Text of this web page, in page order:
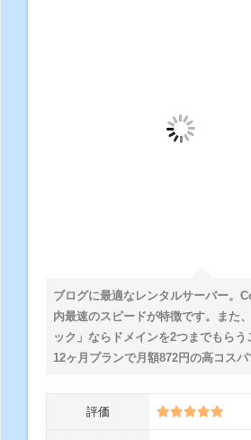
ブログに最適なレンタルサーバー。
内最速のスピードが特徴です。また
ック」ならドメインを2つまでもらう
12ヶ月プランで月額872円の高コスパ
評価